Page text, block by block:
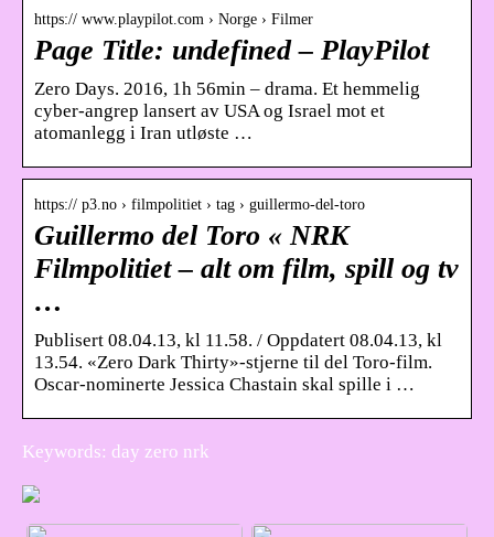
https:// www.playpilot.com › Norge › Filmer
Page Title: undefined – PlayPilot
Zero Days. 2016, 1h 56min – drama. Et hemmelig
cyber-angrep lansert av USA og Israel mot et
atomanlegg i Iran utløste …
https:// p3.no › filmpolitiet › tag › guillermo-del-toro
Guillermo del Toro « NRK
Filmpolitiet – alt om film, spill og tv
…
Publisert 08.04.13, kl 11.58. / Oppdatert 08.04.13, kl
13.54. «Zero Dark Thirty»-stjerne til del Toro-film.
Oscar-nominerte Jessica Chastain skal spille i …
Keywords: day zero nrk